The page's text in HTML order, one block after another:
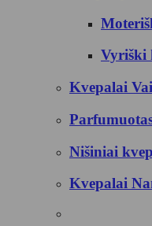
Vyriški
Kvepalai
Nišiniai
Kvepalai